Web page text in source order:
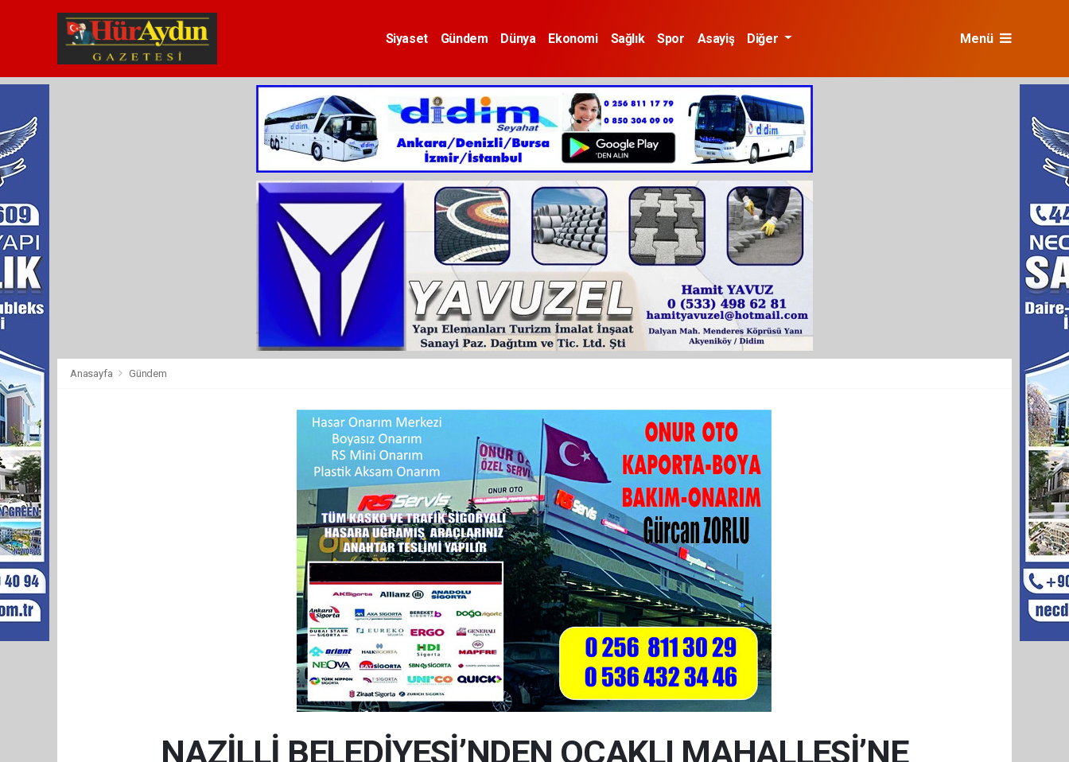
Siyaset Gündem Dünya Ekonomi Sağlık Spor Asayiş Diğer Menü
Anasayfa Gündem
NAZİLLİ BELEDİYESİ’NDEN OCAKLI MAHALLESİ’NE